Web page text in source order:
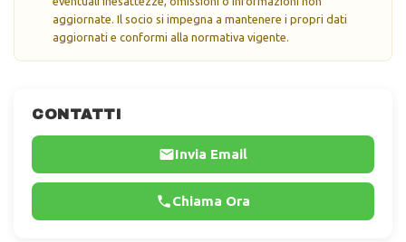
CONTATTI
Invia Email
Chiama Ora
aggiornate. Il socio si impegna a mantenere i propri dati
aggiornati e conformi alla normativa vigente.